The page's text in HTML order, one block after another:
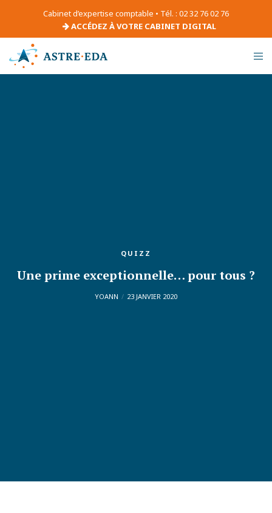
Cabinet d’expertise comptable • Tél. : 02 32 76 02 76
ACCÉDEZ À VOTRE CABINET DIGITAL
QUIZZ
Une prime exceptionnelle… pour tous ?
YOANN 23 JANVIER 2020